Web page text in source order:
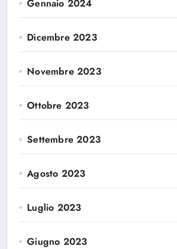
Gennaio 2024
Dicembre 2023
Novembre 2023
Ottobre 2023
Settembre 2023
Agosto 2023
Luglio 2023
Giugno 2023